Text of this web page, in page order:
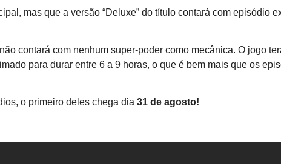
mas que a versão “Deluxe” do título contará com episódio
contará com nenhum super-poder como mecânica. O jogo
para durar entre 6 a 9 horas, o que é bem mais que os
o primeiro deles chega dia 31 de agosto!